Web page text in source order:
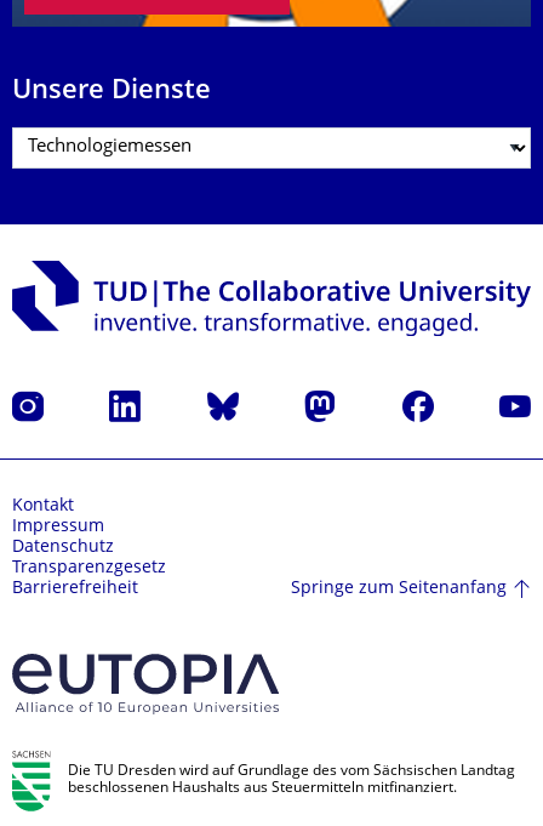
Unsere Dienste
Instagram LinkedIn Bluesky Mastodon Facebook
Kontakt
Impressum
Datenschutz
Transparenzgesetz
Barrierefreiheit
Springe zum Seitenanfang
Die TU Dresden wird auf Grundlage des vom Sächsischen Landtag
beschlossenen Haushalts aus Steuermitteln mitfinanziert.